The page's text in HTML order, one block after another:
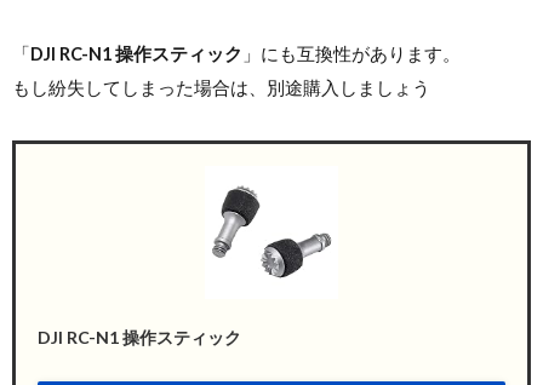
「DJI RC-N1 操作スティック 」にも互換性があります。
もし紛失してしまった場合は、別途購入しましょう
DJI RC-N1 操作スティック